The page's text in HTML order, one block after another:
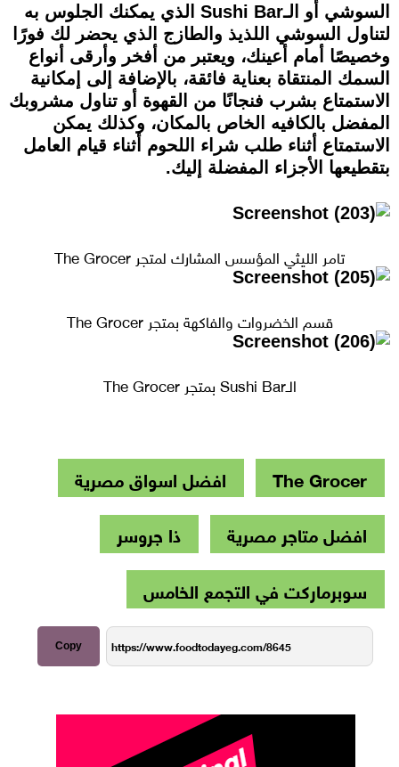
السوشي أو الـSushi Bar الذي يمكنك الجلوس به
لتناول السوشي اللذيذ والطازج الذي يحضر لك فورًا
وخصيصًا أمام أعينك، ويعتبر من أفخر وأرقى أنواع
السمك المنتقاة بعناية فائقة، بالإضافة إلى إمكانية
الاستمتاع بشرب فنجانًا من القهوة أو تناول مشروبك
المفضل بالكافيه الخاص بالمكان، وكذلك يمكن
الاستمتاع أثناء طلب شراء اللحوم أثناء قيام العامل
بتقطيعها الأجزاء المفضلة إليك.
تامر الليثي المؤسس المشارك لمتجر The Grocer
قسم الخضروات والفاكهة بمتجر The Grocer
الـSushi Bar بمتجر The Grocer
The Grocer
افضل اسواق مصرية
افضل متاجر مصرية
ذا جروسر
سوبرماركت في التجمع الخامس
Copy